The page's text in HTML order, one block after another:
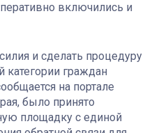
включились и
и сделать процедуру
граждан
на портале
было принято
площадку с единой